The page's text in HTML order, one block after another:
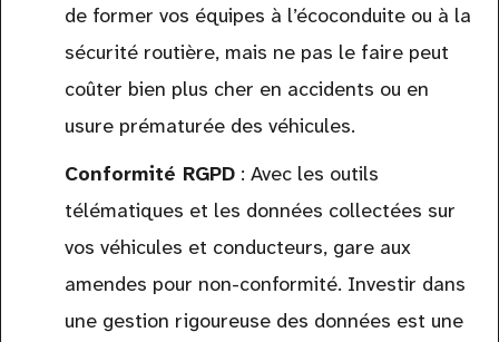
de former vos équipes à l’écoconduite ou à la
sécurité routière, mais ne pas le faire peut
coûter bien plus cher en accidents ou en
usure prématurée des véhicules.
Conformité RGPD: Avec les outils
télématiques et les données collectées sur
vos véhicules et conducteurs, gare aux
amendes pour non-conformité. Investir dans
une gestion rigoureuse des données est une